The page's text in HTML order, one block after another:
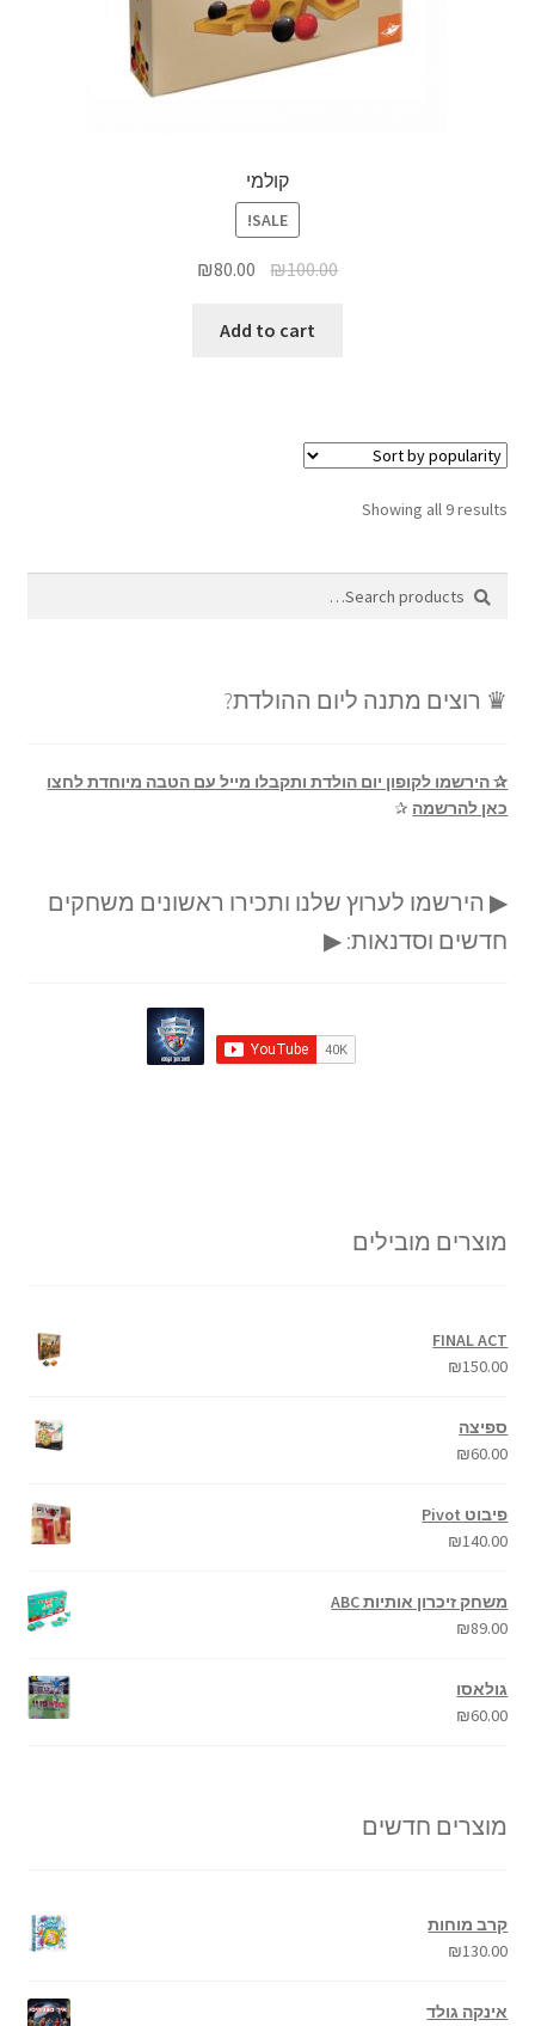
קולמי
SALE!
₪100.00
₪80.00
Add to cart
Showing all 9 results
Search
for:
Search
♛ רוצים מתנה ליום ההולדת?
✰ הירשמו לקופון יום הולדת ותקבלו מייל עם הטבה מיוחדת לחצו
כאן להרשמה ✰
▶ הירשמו לערוץ שלנו ותכירו ראשונים משחקים
חדשים וסדנאות: ▶
מוצרים מובילים
FINAL ACT
₪150.00
ספיצה
₪60.00
פיבוט Pivot
₪140.00
משחק זיכרון אותיות ABC
₪89.00
גולאסו
₪60.00
מוצרים חדשים
קרב מוחות
₪130.00
אינקה גולד